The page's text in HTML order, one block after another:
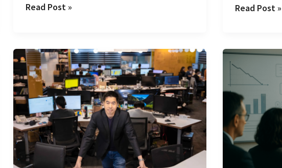
Read Post »
回
身
值
Read Post »
如
何
鍛
鍊
「決
策
正
確」
的
在
CMoney
如
何
看
待
「錯
誤」